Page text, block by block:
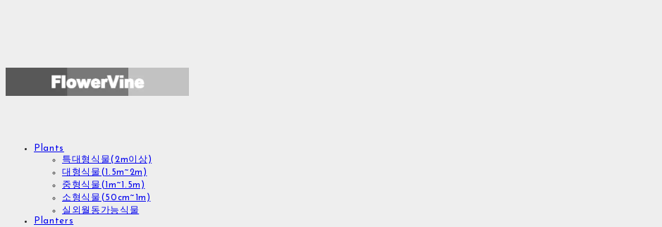
Plants
특대형식물(2m이상)
대형식물(1.5m~2m)
중형식물(1m~1.5m)
소형식물(50cm~1m)
실외월동가능식물
Planters